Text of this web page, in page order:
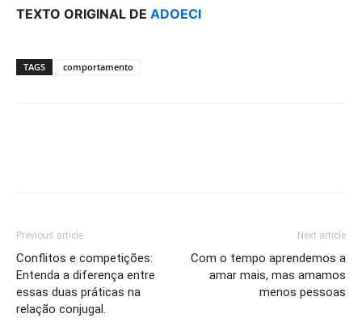
TEXTO ORIGINAL DE ADOECI
TAGS comportamento
Previous article
Conflitos e competições:
Entenda a diferença entre
essas duas práticas na
relação conjugal.
Next article
Com o tempo aprendemos a
amar mais, mas amamos
menos pessoas